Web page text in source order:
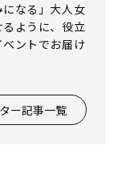
になる」大人女
ように、役立
ントでお届け
ー記事一覧